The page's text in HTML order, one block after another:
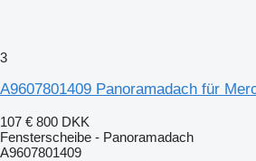
3
A9607801409 Panoramadach für
107 € 800 DKK
Fensterscheibe - Panoramadach
A9607801409